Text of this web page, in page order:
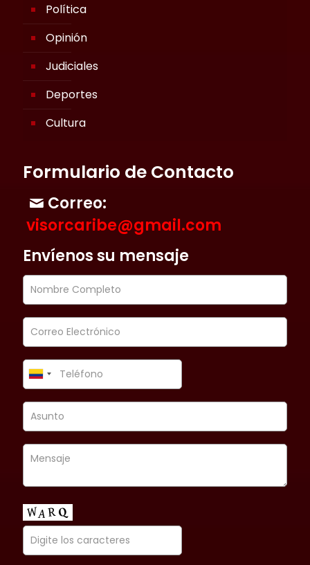
Política
Opinión
Judiciales
Deportes
Cultura
Formulario de Contacto
Correo:
visorcaribe@gmail.com
Envíenos su mensaje